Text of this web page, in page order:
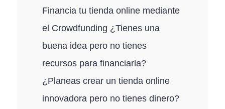
Financia tu tienda online mediante
el Crowdfunding ¿Tienes una
buena idea pero no tienes
recursos para financiarla?
¿Planeas crear un tienda online
innovadora pero no tienes dinero?